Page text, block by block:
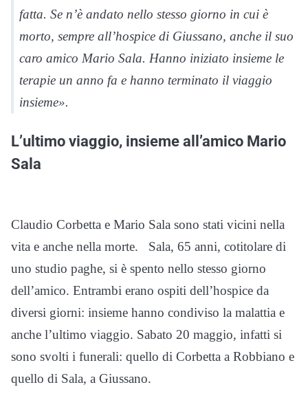
fatta. Se n’è andato nello stesso giorno in cui è
morto, sempre all’hospice di Giussano, anche il suo
caro amico Mario Sala. Hanno iniziato insieme le
terapie un anno fa e hanno terminato il viaggio
insieme».
L’ultimo viaggio, insieme all’amico Mario
Sala
Claudio Corbetta e Mario Sala sono stati vicini nella
vita e anche nella morte. Sala, 65 anni, cotitolare di
uno studio paghe, si è spento nello stesso giorno
dell’amico. Entrambi erano ospiti dell’hospice da
diversi giorni: insieme hanno condiviso la malattia e
anche l’ultimo viaggio. Sabato 20 maggio, infatti si
sono svolti i funerali: quello di Corbetta a Robbiano e
quello di Sala, a Giussano.